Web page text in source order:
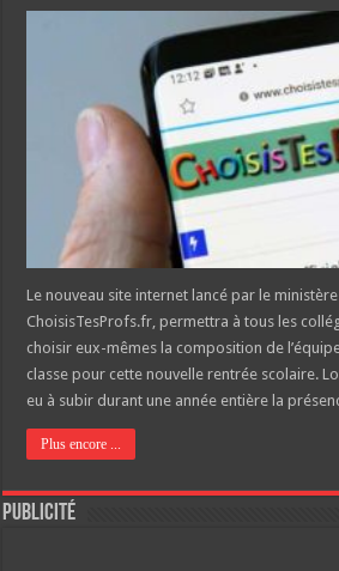
Le nouveau site internet lancé par le ministère
ChoisisTesProfs.fr, permettra à tous les
choisir eux-mêmes la composition de
classe pour cette nouvelle rentrée scolaire.
eu à subir durant une année entière la
Plus encore ...
Publicité